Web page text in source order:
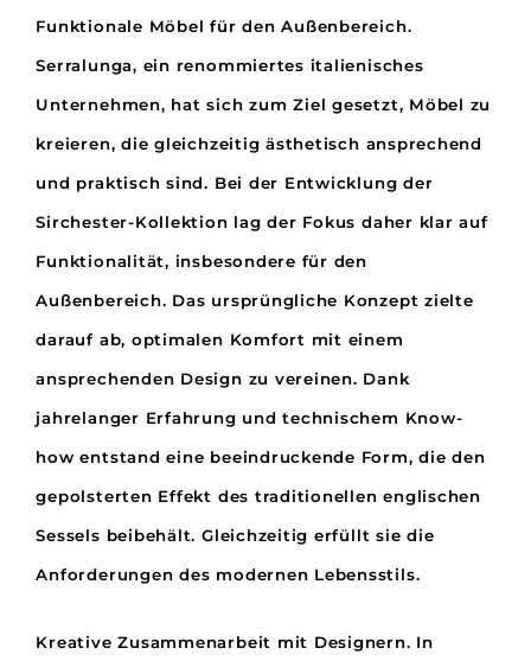
–
O
t
d
o
r
e
r
a
n
g
M
e
g
Funktionale Möbel für den Außenbereich.
Serralunga, ein renommiertes italienisches
Unternehmen, hat sich zum Ziel gesetzt, Möbel zu
kreieren, die gleichzeitig ästhetisch ansprechend
und praktisch sind. Bei der Entwicklung der
Sirchester-Kollektion lag der Fokus daher klar auf
Funktionalität, insbesondere für den
Außenbereich. Das ursprüngliche Konzept zielte
darauf ab, optimalen Komfort mit einem
ansprechenden Design zu vereinen. Dank
jahrelanger Erfahrung und technischem Know-
how entstand eine beeindruckende Form, die den
gepolsterten Effekt des traditionellen englischen
Sessels beibehält. Gleichzeitig erfüllt sie die
Anforderungen des modernen Lebensstils.
Kreative Zusammenarbeit mit Designern. In